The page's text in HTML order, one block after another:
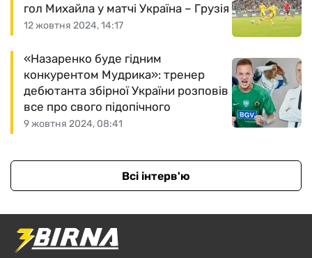
12 жовтня 2024, 14:17
гол Михайла у матчі Україна – Грузія
9 жовтня 2024, 08:41
«Назаренко буде гідним
конкурентом Мудрика»: тренер
дебютанта збірної України розповів
все про свого підопічного
Всі інтерв'ю